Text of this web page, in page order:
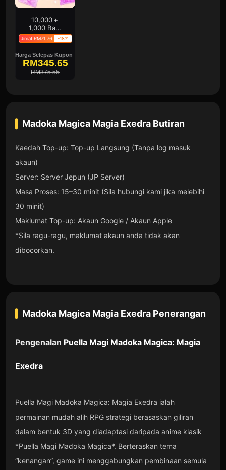
10,000＋
1,000 Batu
Magia
Jimat RM71.76 -18%
Harga Selepas Kupon
RM345.65
RM375.55
Madoka Magica Magia Exedra Butiran
Kaedah Top-up: Top-up Langsung (Tanpa log masuk
akaun)
Server: Server Jepun (JP Server)
Masa Proses: 15–30 minit (Sila hubungi kami jika melebihi
30 minit)
Maklumat Top-up: Akaun Google / Akaun Apple
*Sila ragu-ragu, maklumat akaun anda tidak akan
dibocorkan.
Madoka Magica Magia Exedra Penerangan
Pengenalan Puella Magi Madoka Magica: Magia
Exedra
Puella Magi Madoka Magica: Magia Exedra ialah
permainan mudah alih RPG strategi berasaskan giliran
dalam bentuk 3D yang diadaptasi daripada anime klasik
*Puella Magi Madoka Magica*. Berteraskan tema
“kenangan”, game ini menggabungkan pembinaan semula